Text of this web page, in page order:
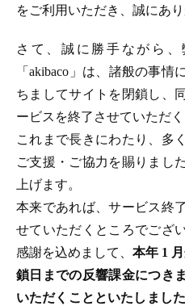
をご利用いただき、誠にあ
さて、誠に勝手ながら
「akibaco」は、諸般の事情
ちましてサイトを閉鎖し、
ービスを終了させていただ
これまで長きにわたり、多
ご支援・ご協力を賜りまし
上げます。
本来であれば、サービス終
せていただくところでござ
感謝を込めまして、 本年 1
鎖日までの反響課金につき
いただくことといたしまし